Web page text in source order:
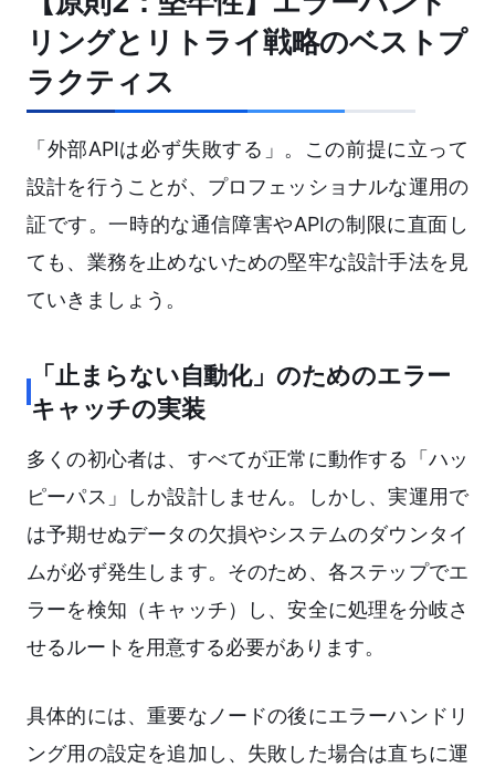
リングとリトライ戦略のベストプ
ラクティス
「外部APIは必ず失敗する」。この前提に立って
設計を行うことが、プロフェッショナルな運用の
証です。一時的な通信障害やAPIの制限に直面し
ても、業務を止めないための堅牢な設計手法を見
ていきましょう。
「止まらない自動化」のためのエラー
キャッチの実装
多くの初心者は、すべてが正常に動作する「ハッ
ピーパス」しか設計しません。しかし、実運用で
は予期せぬデータの欠損やシステムのダウンタイ
ムが必ず発生します。そのため、各ステップでエ
ラーを検知（キャッチ）し、安全に処理を分岐さ
せるルートを用意する必要があります。
具体的には、重要なノードの後にエラーハンドリ
ング用の設定を追加し、失敗した場合は直ちに運